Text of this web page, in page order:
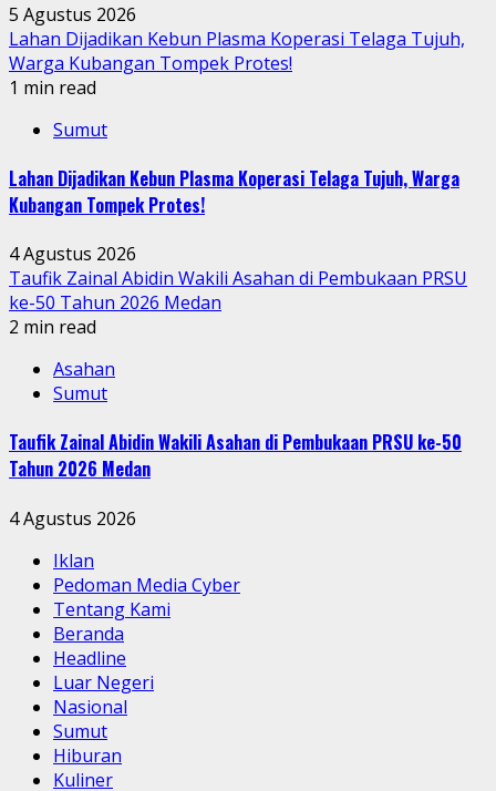
5 Agustus 2026
Lahan Dijadikan Kebun Plasma Koperasi Telaga Tujuh,
Warga Kubangan Tompek Protes!
1 min read
Sumut
Lahan Dijadikan Kebun Plasma Koperasi Telaga Tujuh, Warga
Kubangan Tompek Protes!
4 Agustus 2026
Taufik Zainal Abidin Wakili Asahan di Pembukaan PRSU
ke-50 Tahun 2026 Medan
2 min read
Asahan
Sumut
Taufik Zainal Abidin Wakili Asahan di Pembukaan PRSU ke-50
Tahun 2026 Medan
4 Agustus 2026
Iklan
Pedoman Media Cyber
Tentang Kami
Beranda
Headline
Luar Negeri
Nasional
Sumut
Hiburan
Kuliner